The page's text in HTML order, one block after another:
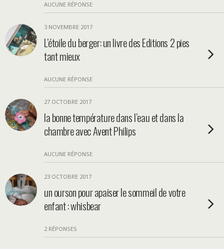
AUCUNE RÉPONSE
3 NOVEMBRE 2017
L’étoile du berger: un livre des Editions 2 pies
tant mieux
AUCUNE RÉPONSE
27 OCTOBRE 2017
la bonne température dans l’eau et dans la
chambre avec Avent Philips
AUCUNE RÉPONSE
23 OCTOBRE 2017
un ourson pour apaiser le sommeil de votre
enfant : whisbear
2 RÉPONSES